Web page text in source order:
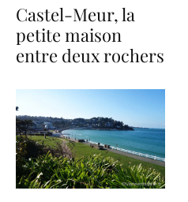
Castel-Meur, la
petite maison
entre deux rochers